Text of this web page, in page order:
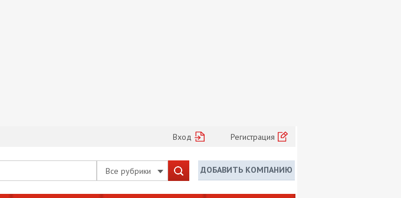
Вход Регистрация
Все рубрики ДОБАВИТЬ КОМПАНИЮ